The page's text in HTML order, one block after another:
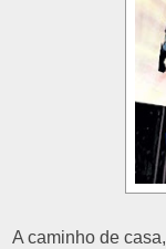
A caminho de